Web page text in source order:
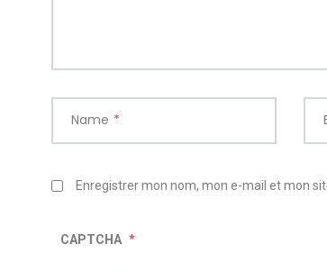
Name *
Enregistrer mon nom, mon e-mail et mon
CAPTCHA *